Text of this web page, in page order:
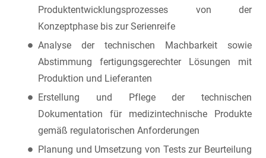
Produktentwicklungsprozesses von der
Konzeptphase bis zur Serienreife
Analyse der technischen Machbarkeit sowie
Abstimmung fertigungsgerechter Lösungen mit
Produktion und Lieferanten
Erstellung und Pflege der technischen
Dokumentation für medizintechnische Produkte
gemäß regulatorischen Anforderungen
Planung und Umsetzung von Tests zur Beurteilung